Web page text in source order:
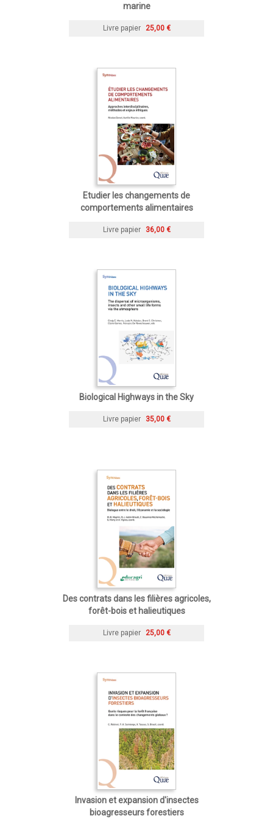
marine
Livre papier 25,00 €
Etudier les changements de
comportements alimentaires
Livre papier 36,00 €
Biological Highways in the Sky
Livre papier 35,00 €
Des contrats dans les filières agricoles,
forêt-bois et halieutiques
Livre papier 25,00 €
Invasion et expansion d'insectes
bioagresseurs forestiers